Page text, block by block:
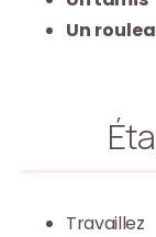
Un